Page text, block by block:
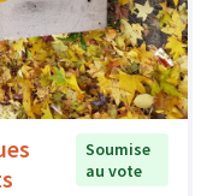
Soumise
au vote